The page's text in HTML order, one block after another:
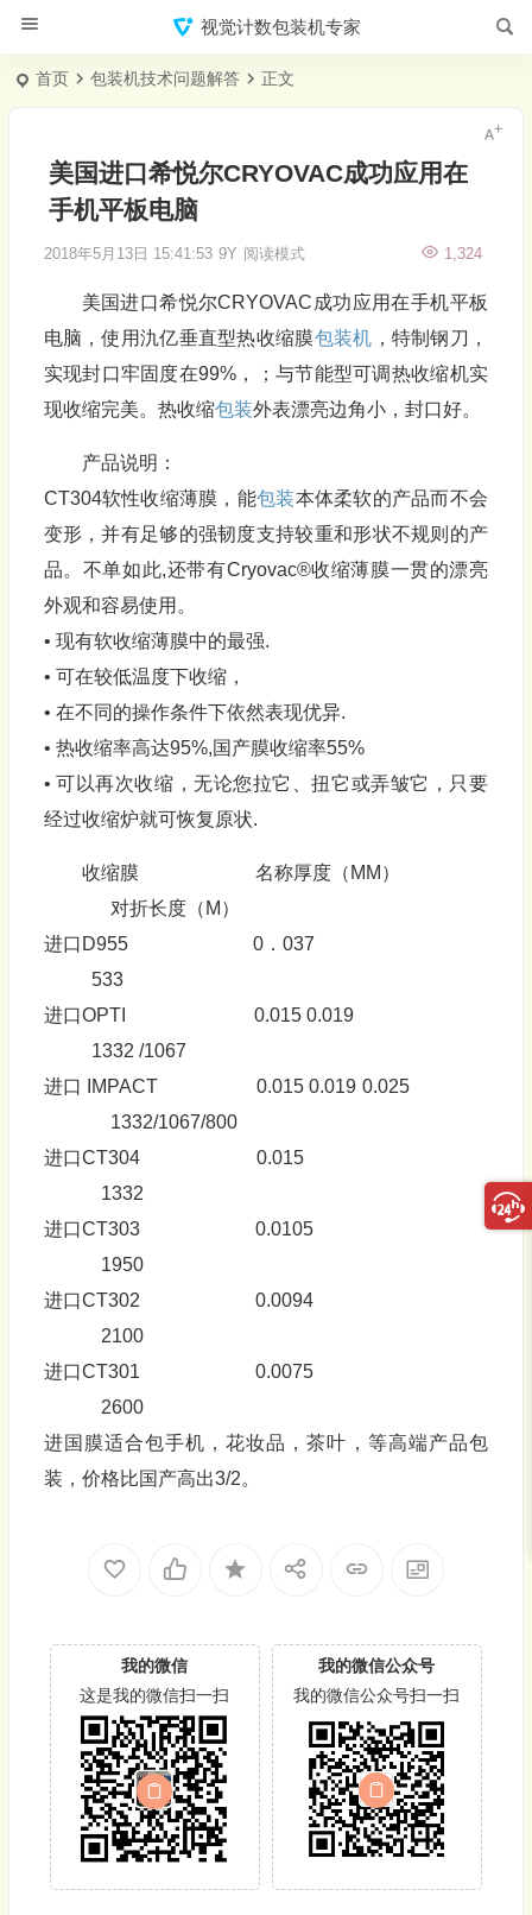
视觉计数包装机专家
首页 包装机技术问题解答 正文
美国进口希悦尔CRYOVAC成功应用在
手机平板电脑
2018年5月13日 15:41:53 9Y 1,324
阅读模式
美国进口希悦尔CRYOVAC成功应用在手机平板
电脑，使用氿亿垂直型热收缩膜包装机 ，特制钢刀，
实现封口牢固度在99%，；与节能型可调热收缩机实
现收缩完美。热收缩包装外表漂亮边角小，封口好。
产品说明：
CT304软性收缩薄膜，能包装本体柔软的产品而不会
变形，并有足够的强韧度支持较重和形状不规则的产
品。不单如此,还带有Cryovac®收缩薄膜一贯的漂亮
外观和容易使用。
• 现有软收缩薄膜中的最强.
• 可在较低温度下收缩，
• 在不同的操作条件下依然表现优异.
• 热收缩率高达95%,国产膜收缩率55%
• 可以再次收缩，无论您拉它、扭它或弄皱它，只要
经过收缩炉就可恢复原状.
收缩膜 名称厚度（MM）
对折长度（M）
进口D955 0．037
533
进口OPTI 0.015 0.019
1332 /1067
进口 IMPACT 0.015 0.019 0.025
1332/1067/800
进口CT304 0.015
1332
进口CT303 0.0105
1950
进口CT302 0.0094
2100
进口CT301 0.0075
2600
进国膜适合包手机，花妆品，茶叶，等高端产品包
装，价格比国产高出3/2。
我的微信
这是我的微信扫一扫
我的微信公众号
我的微信公众号扫一扫